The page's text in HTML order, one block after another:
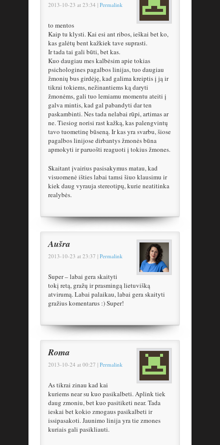
2013-10-23 at 23:34 | Permalink
to mentos
Kaip tu klysti. Kai esi ant ribos, ieškai bet ko,
kas galėtų bent kažkiek tave suprasti.
Ir tada tai gali būti, bet kas.
Kuo daugiau mes kalbėsim apie tokias
psichologines pagalbos linijas, tuo daugiau
žmonių bus girdėję, kad galima kreiptis į ją ir
tikrai tokiems, nežinantiems ką daryti
žmonėms, gali tuo lemiamu momentu ateiti į
galva mintis, kad gal pabandyti dar ten
paskambinti. Nes tada nelabai rūpi, artimas ar
ne. Tiesiog norisi rast kažką, kas palengvintų
tavo tuometinę būseną. Ir kas yra svarbu, šiose
pagalbos linijose dirbantys žmonės būna
apmokyti ir paruošti reaguoti į tokius žmones.
Skaitant įvairius pasisakymus matau, kad
visuomenė išties labai tamsi šiuo klausimu ir
kiek daug vyrauja stereotipų, kurie neatitinka
realybės.
Aušra
2013-10-23 at 23:37 | Permalink
Super – labai gera skaityti
tokį retą, gražų ir prasmingą lietuvišką
atvirumą. Labai palaikau, labai gera skaityti
gražius komentarus :) Super!
Roma
2013-10-24 at 00:27 | Permalink
As tikrai zinau kad kai
kuriems near su kuo pasikalbeti. Aplink tiek
daug zmoniu, bet kuo pasitiketi near. Tada
ieskai bet kokio zmogaus pasikalbeti ir
issipasakoti. Jaunimo linija yra tie zmones
kuriais gali pasikliauti.